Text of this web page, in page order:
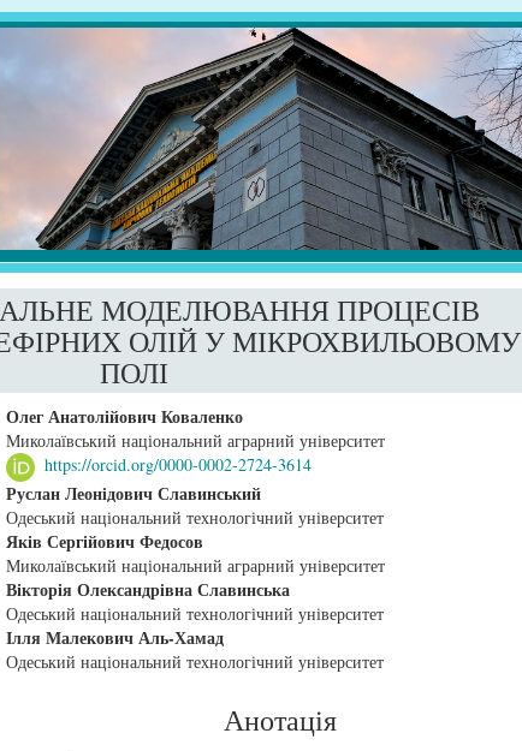
МОДЕЛЮВАННЯ ПРОЦЕСІВ
ОЛІЙ У МІКРОХВИЛЬОВОМУ
ПОЛІ
##plugins.themes.bootstrap3.article.main##
Олег Анатолійович Коваленко
Миколаївський національний аграрний університет
https://orcid.org/0000-0002-2724-3614
Руслан Леонiдович Славинський
Одеський національний технологічний університет
Яків Сергійович Федосов
Миколаївський національний аграрний університет
Вікторія Олександрiвна Славинська
Одеський національний технологічний університет
Ілля Малекович Аль-Хамад
Одеський національний технологічний університет
Анотація